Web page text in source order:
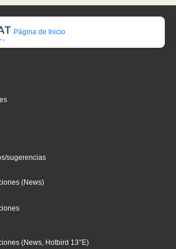
Página de Inicio
sugerencias
(News)
(News, Hotbird 13°E)